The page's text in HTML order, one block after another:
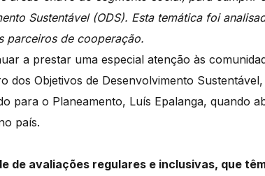
Sustentável (ODS). Esta temática foi
parceiros de cooperação.
a prestar uma especial atenção às
dos Objetivos de Desenvolvimento Sustentável,
para o Planeamento, Luís Epalanga, quando
país.
de avaliações regulares e inclusivas, que